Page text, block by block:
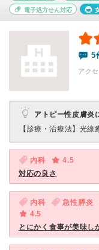
電子処方せん対応
5
アク
アトピー性皮膚炎
【診療・治療法】 光線
内科
4.5
対応の良さ
内科 急性膵炎
4.5
とにかく食事が美味し